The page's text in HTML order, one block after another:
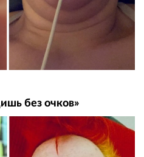
без очков»